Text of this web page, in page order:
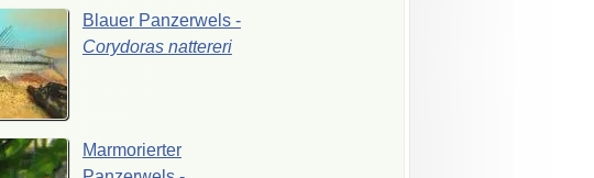
Blauer Panzerwels -
Corydoras nattereri
Marmorierter